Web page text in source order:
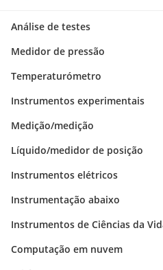
Análise de testes
Medidor de pressão
Temperaturómetro
Instrumentos experimentais
Medição/medição
Líquido/medidor de posição
Instrumentos elétricos
Instrumentação abaixo
Instrumentos de Ciências da
Computação em nuvem